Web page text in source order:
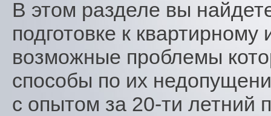
В этом разделе вы
подготовке к
возможные проблемы
способы по их
с опытом за 20-ти летний